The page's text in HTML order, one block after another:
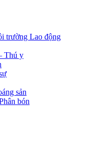
trường Lao động
Thú y
sản
bón